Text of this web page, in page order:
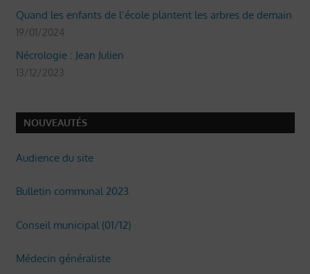
Quand les enfants de l’école plantent les arbres de demain
19/01/2024
Nécrologie : Jean Julien
13/12/2023
NOUVEAUTÉS
Audience du site
Bulletin communal 2023
Conseil municipal (01/12)
Médecin généraliste